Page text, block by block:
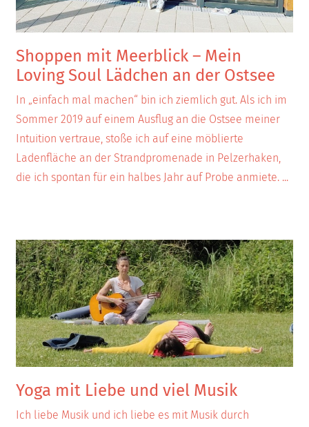
Shoppen mit Meerblick – Mein
Loving Soul Lädchen an der Ostsee
In „einfach mal machen“ bin ich ziemlich gut. Als ich im
Sommer 2019 auf einem Ausflug an die Ostsee meiner
Intuition vertraue, stoße ich auf eine möblierte
Ladenfläche an der Strandpromenade in Pelzerhaken,
die ich spontan für ein halbes Jahr auf Probe anmiete. ...
Yoga mit Liebe und viel Musik
Ich liebe Musik und ich liebe es mit Musik durch